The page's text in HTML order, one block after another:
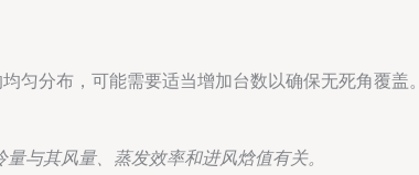
匀分布，可能需要适当增加台数以确保无死角覆盖。
与其风量、蒸发效率和进风焓值有关。